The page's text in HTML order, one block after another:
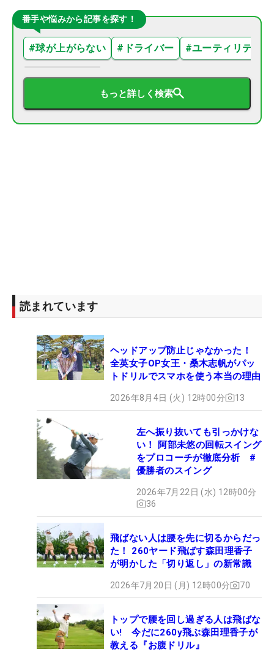
番手や悩みから記事を探す！
#球が上がらない # ドライバー #ユーティリティ
もっと詳しく検索
読まれています
ヘッドアップ防止じゃなかった！
全英女子OP女王・桑木志帆がパッ
トドリルでスマホを使う本当の理由
2026年8月4日 (火) 12時00分 13
左へ振り抜いても引っかけな
い！ 阿部未悠の回転スイング
をプロコーチが徹底分析 #
優勝者のスイング
2026年7月22日 (水) 12時00分
36
飛ばない人は腰を先に切るからだっ
た！ 260ヤード飛ばす森田理香子
が明かした「切り返し」の新常識
2026年7月20日 (月) 12時00分 70
トップで腰を回し過ぎる人は飛ばな
い! 今だに260y飛ぶ森田理香子が
教える『お腹ドリル』